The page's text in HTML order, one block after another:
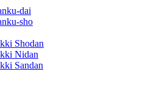
dai
sho
Shodan
Nidan
Sandan